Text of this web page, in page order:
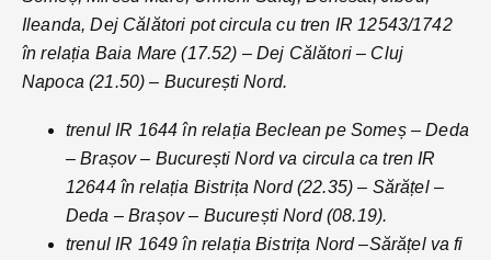
Ileanda, Dej Călători pot circula cu tren IR 12543/1742
în relația Baia Mare (17.52) – Dej Călători – Cluj
Napoca (21.50) – București Nord.
trenul IR 1644 în relația Beclean pe Someș – Deda
– Brașov – București Nord va circula ca tren IR
12644 în relația Bistrița Nord (22.35) – Sărățel –
Deda – Brașov – București Nord (08.19).
trenul IR 1649 în relația Bistrița Nord –Sărățel va fi